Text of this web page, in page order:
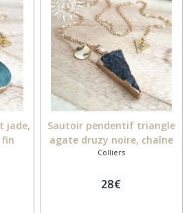
jade,
fin
Sautoir pendentif triangle
agate druzy noire, chaîne
dorée à l'or fin
Colliers
28€